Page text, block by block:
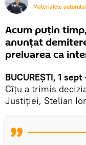
Materialele autorului
Acum puțin
anunțat
preluarea ca
BUCUREȘTI, 1
Cîțu a trimis
Justiției, Stelian